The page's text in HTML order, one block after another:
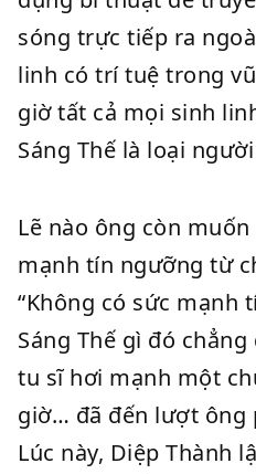
sóng trực tiếp ra
linh có trí tuệ trong
giờ tất cả mọi sinh
Sáng Thế là loại
Lẽ nào ông còn
mạnh tín ngưỡng từ
“Không có sức mạnh
Sáng Thế gì đó
tu sĩ hơi mạnh một
giờ… đã đến lượt ông
Lúc này, Diệp Thành